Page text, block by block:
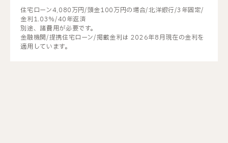
住宅ローン4,080万円/頭金100万円の場合/北洋銀行/3年固定/
金利1.03%/40年返済
別途、諸費用が必要です。
金融機関/提携住宅ローン/掲載金利は 2026年8月現在の金利を
適用しています。